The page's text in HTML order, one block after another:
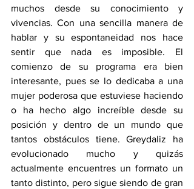
muchos desde su conocimiento y
vivencias. Con una sencilla manera de
hablar y su espontaneidad nos hace
sentir que nada es imposible. El
comienzo de su programa era bien
interesante, pues se lo dedicaba a una
mujer poderosa que estuviese haciendo
o ha hecho algo increíble desde su
posición y dentro de un mundo que
tantos obstáculos tiene. Greydaliz ha
evolucionado mucho y quizás
actualmente encuentres un formato un
tanto distinto, pero sigue siendo de gran